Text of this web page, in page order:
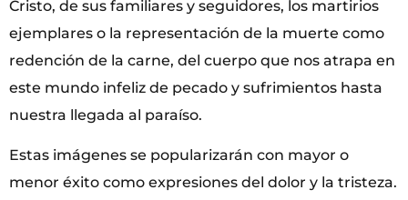
Cristo, de sus familiares y seguidores, los martirios
ejemplares o la representación de la muerte como
redención de la carne, del cuerpo que nos atrapa en
este mundo infeliz de pecado y sufrimientos hasta
nuestra llegada al paraíso.
Estas imágenes se popularizarán con mayor o
menor éxito como expresiones del dolor y la tristeza.